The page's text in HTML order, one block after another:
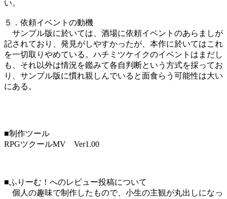
い。
５．依頼イベントの動機
サンプル版に於いては、酒場に依頼イベントのあらましが
記されており、発見がしやすかったが、本作に於いてはこれ
を一切取りやめている。ハチミツケイクのイベントはまだし
も、それ以外は情況を鑑みて各自判断という方式を採ってお
り、サンプル版に慣れ親しんでいると面食らう可能性は大い
にある。
■制作ツール
RPGツクールMV Ver1.00
■ふりーむ！へのレビュー投稿について
個人の趣味で制作したもので、小生の主観が丸出しになっ